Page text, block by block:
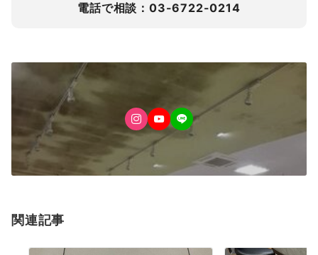
電話で相談：03-6722-0214
関連記事